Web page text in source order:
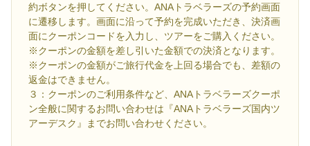
約ボタンを押してください。ANAトラベラーズの予約画面
に遷移します。画面に沿って予約を完成いただき、決済画
面にクーポンコードを入力し、ツアーをご購入ください。
※クーポンの金額を差し引いた金額での決済となります。
※クーポンの金額がご旅行代金を上回る場合でも、差額の
返金はできません。
３：クーポンのご利用条件など、ANAトラベラーズクーポ
ン全般に関するお問い合わせは『ANAトラベラーズ国内ツ
アーデスク』までお問い合わせください。